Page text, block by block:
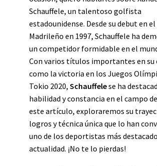
Schauffele, un talentoso golfista
estadounidense. Desde su debut en
Madrileño en 1997, Schauffele ha
un competidor formidable en el
Con varios títulos importantes en su
como la victoria en los Juegos
Tokio 2020, Schauffelese ha
habilidad y constancia en el campo
este artículo, exploraremos su
logros y técnica única que lo han
uno de los deportistas más
actualidad. ¡No te lo pierdas!